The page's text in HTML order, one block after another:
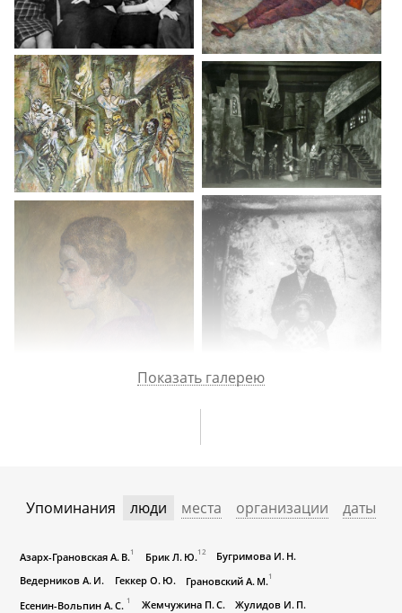
Ожидание приговора в «Бутырках». Озерлаг, состав заключенных.
Особенности поведения блатных и бывших партийцев. Лесоповал
и поведение конвоя. Л. А. Русланова. Подруги П. С. Жемчужины
Сара Соломоновна и Любовь Соломоновна. Помощь Ю. М.
Нагибина, освобождение из лагеря. Поведение «монашенок»
(верующих крестьянок) при освобождении.
desiderata-auction
Показать галерею
Упоминания люди места организации даты
Азарх-Грановская А. В. 1 Брик Л. Ю. 12
Бугримова И. Н.
Ведерников А. И.
Геккер О. Ю. Грановский А. М. 1
Есенин-Вольпин А. С. 1 Жемчужина П. С.
Жулидов И. П.